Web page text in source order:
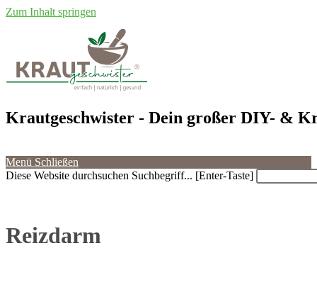
Zum Inhalt springen
Krautgeschwister - Dein großer DIY- &
Menü Schließen
Diese Website durchsuchen Suchbegriff... [Enter-Taste]
Reizdarm